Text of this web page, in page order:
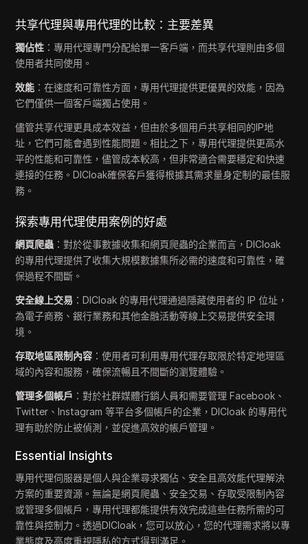
共享代理與專用代理的比較：主要差異
獨佔性 ：專用代理專門分配給單一客戶端，而共享代理則由多個
使用者共同使用。
效能 ：在速度和可靠性方面，專用代理提供更優異的效能，因為
它們僅供一個客戶端獨占使用。
儘管共享代理更具成本效益，但由於多個用戶共享相同的IP地
址，它們可能會遇到性能問題。相比之下，專用代理提供更高水
平的性能和可靠性，儘管成本較高，但非常適合需要穩定和快速
連接的任務。DICloak確保客戶獲得根據其需求量身定制的最佳服
務。
探索專用代理使用案例的好處
網頁爬蟲 ：對於從事數據收集和網頁爬蟲的企業而言，DICloak
的專用代理提供了收集大規模數據集所必需的速度和可靠性，確
保過程不間斷。
安全線上交易 ：DICloak 的專用代理通過隱藏使用者的 IP 位址，
為電子商務、銀行業務和其他金融活動等線上交易提供安全環
境。
存取地區限制內容 ：使用者可利用專用代理存取限於特定地理區
域的內容和服務，確保流暢且不間斷的瀏覽體驗。
管理多個帳戶 ：對於社群媒體行銷人員和需要管理 Facebook、
Twitter、Instagram 等平台多個帳戶的企業，DICloak 的專用代
理有助於防止被偵測，並促進高效的帳戶管理。
Essential Insights
專用代理伺服器是個人與企業尋求獨佔、安全且高效能代理解決
方案的重要資源。無論是網頁爬蟲、安全交易、存取受限制內容
或管理多個帳戶，專用代理都能提供有效完成這些任務所需的可
靠性與控制力。透過DICloak，您可以放心，您的代理需求將以專
業態度及高度重視隱私的方式得到滿足。